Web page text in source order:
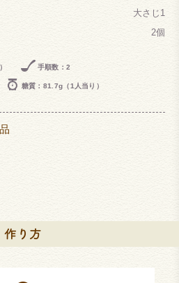
大さじ1
2個
手順数：2
糖質：81.7g（1人当り）